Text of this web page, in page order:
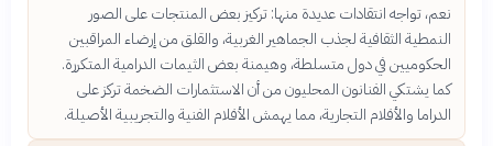
نعم، تواجه انتقادات عديدة منها: تركيز بعض المنتجات على الصور
النمطية الثقافية لجذب الجماهير الغربية، والقلق من إرضاء المراقبين
الحكوميين في دول متسلطة، وهيمنة بعض الثيمات الدرامية المتكررة.
كما يشتكي الفنانون المحليون من أن الاستثمارات الضخمة تركز على
الدراما والأفلام التجارية، مما يهمش الأفلام الفنية والتجريبية الأصيلة.